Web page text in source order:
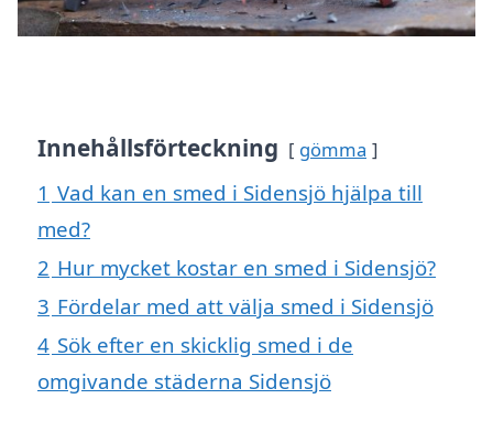
Innehållsförteckning gömma
1 Vad kan en smed i Sidensjö hjälpa till
med?
2 Hur mycket kostar en smed i Sidensjö?
3 Fördelar med att välja smed i Sidensjö
4 Sök efter en skicklig smed i de
omgivande städerna Sidensjö